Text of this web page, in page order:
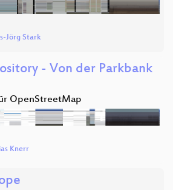
Jörg Stark
- Von der Parkbank
OpenStreetMap
Knerr